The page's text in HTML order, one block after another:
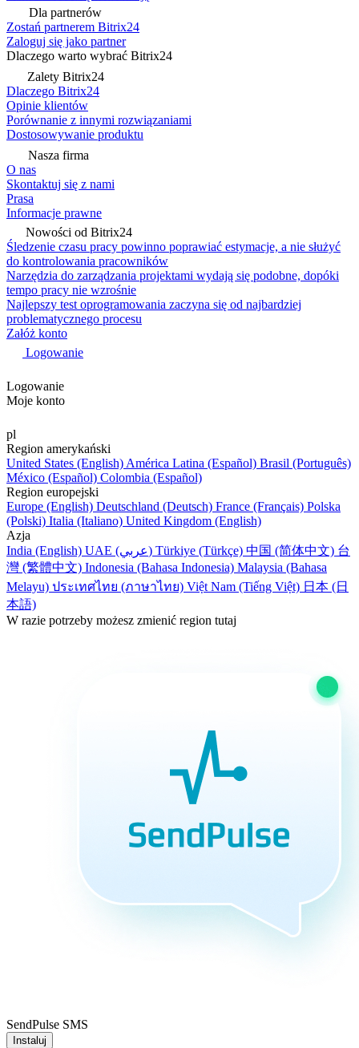
Dla partnerów
Zostań partnerem Bitrix24
Zaloguj się jako partner
Dlaczego warto wybrać Bitrix24
Zalety Bitrix24
Dlaczego Bitrix24
Opinie klientów
Porównanie z innymi rozwiązaniami
Dostosowywanie produktu
Nasza firma
O nas
Skontaktuj się z nami
Prasa
Informacje prawne
Nowości od Bitrix24
Śledzenie czasu pracy powinno poprawiać estymacje, a nie służyć
do kontrolowania pracowników
Narzędzia do zarządzania projektami wydają się podobne, dopóki
tempo pracy nie wzrośnie
Najlepszy test oprogramowania zaczyna się od najbardziej
problematycznego procesu
Załóż konto
Logowanie
Logowanie
Moje konto
pl
Region amerykański
United States (English) América Latina (Español) Brasil (Português)
México (Español) Colombia (Español)
Region europejski
Europe (English) Deutschland (Deutsch) France (Français) Polska
(Polski) Italia (Italiano) United Kingdom (English)
Azja
India (English)
UAE (عربي) Türkiye (Türkçe) 中国 (简体中文) 台
灣 (繁體中文) Indonesia (Bahasa Indonesia) Malaysia (Bahasa
Melayu) ประเทศไทย (ภาษาไทย) Việt Nam (Tiếng Việt) 日本 (日
本語)
W razie potrzeby możesz zmienić region tutaj
SendPulse SMS
Instaluj